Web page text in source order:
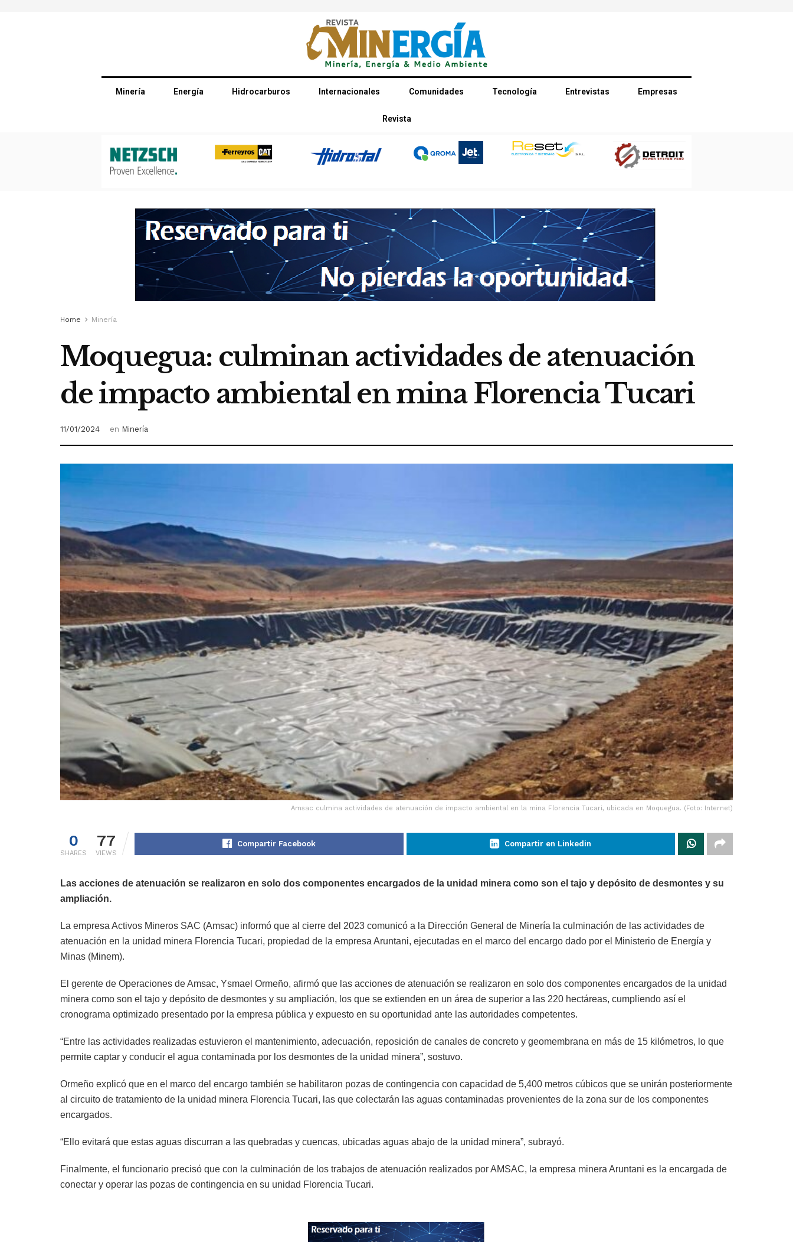
Minería Energía Hidrocarburos Internacionales Comunidades Tecnología Entrevistas Empresas
Revista
Home Minería
Moquegua: culminan actividades de atenuación
de impacto ambiental en mina Florencia Tucari
11/01/2024 en Minería
Amsac culmina actividades de atenuación de impacto ambiental en la mina Florencia Tucari, ubicada en Moquegua. (Foto: Internet)
0
SHARES
77
VIEWS
Compartir Facebook Compartir en Linkedin
Las acciones de atenuación se realizaron en solo dos componentes encargados de la unidad minera como son el tajo y depósito de desmontes y su
ampliación.
La empresa Activos Mineros SAC (Amsac) informó que al cierre del 2023 comunicó a la Dirección General de Minería la culminación de las actividades de
atenuación en la unidad minera Florencia Tucari, propiedad de la empresa Aruntani, ejecutadas en el marco del encargo dado por el Ministerio de Energía y
Minas (Minem).
El gerente de Operaciones de Amsac, Ysmael Ormeño, afirmó que las acciones de atenuación se realizaron en solo dos componentes encargados de la unidad
minera como son el tajo y depósito de desmontes y su ampliación, los que se extienden en un área de superior a las 220 hectáreas, cumpliendo así el
cronograma optimizado presentado por la empresa pública y expuesto en su oportunidad ante las autoridades competentes.
“Entre las actividades realizadas estuvieron el mantenimiento, adecuación, reposición de canales de concreto y geomembrana en más de 15 kilómetros, lo que
permite captar y conducir el agua contaminada por los desmontes de la unidad minera”, sostuvo.
Ormeño explicó que en el marco del encargo también se habilitaron pozas de contingencia con capacidad de 5,400 metros cúbicos que se unirán posteriormente
al circuito de tratamiento de la unidad minera Florencia Tucari, las que colectarán las aguas contaminadas provenientes de la zona sur de los componentes
encargados.
“Ello evitará que estas aguas discurran a las quebradas y cuencas, ubicadas aguas abajo de la unidad minera”, subrayó.
Finalmente, el funcionario precisó que con la culminación de los trabajos de atenuación realizados por AMSAC, la empresa minera Aruntani es la encargada de
conectar y operar las pozas de contingencia en su unidad Florencia Tucari.